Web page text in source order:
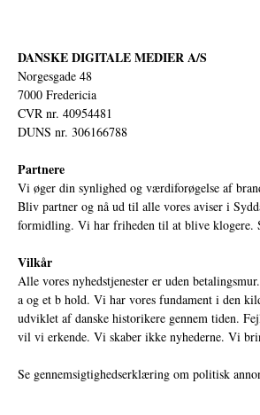
DANSKE DIGITALE MEDIER A/S
Norgesgade 48
7000 Fredericia
CVR nr. 40954481
DUNS nr. 306166788
Partnere
Vi øger din synlighed og værdiforøgelse af
Bliv partner og nå ud til alle vores aviser i
formidling. Vi har friheden til at blive klogere.
Vilkår
Alle vores nyhedstjenester er uden
a og et b hold. Vi har vores fundament i den
udviklet af danske historikere gennem tiden.
vil vi erkende. Vi skaber ikke nyhederne. Vi
Se gennemsigtighedserklæring om politisk